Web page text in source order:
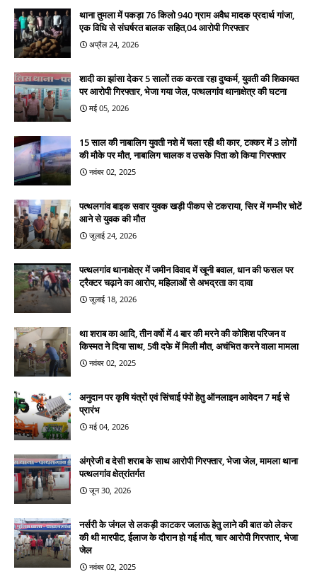
थाना तुमला में पकड़ा 76 किलो 940 ग्राम अवैध मादक प्रदार्थ गांजा,
एक विधि से संघर्षरत बालक सहित,04 आरोपी गिरफ्तार
अप्रैल 24, 2026
शादी का झांसा देकर 5 सालों तक करता रहा दुष्कर्म, युवती की शिकायत
पर आरोपी गिरफ्तार, भेजा गया जेल, पत्थलगांव थानाक्षेत्र की घटना
मई 05, 2026
15 साल की नाबालिग युवती नशे में चला रही थी कार, टक्कर में 3 लोगों
की मौके पर मौत, नाबालिग चालक व उसके पिता को किया गिरफ्तार
नवंबर 02, 2025
पत्थलगांव बाइक सवार युवक खड़ी पीकप से टकराया, सिर में गम्भीर चोटें
आने से युवक की मौत
जुलाई 24, 2026
पत्थलगांव थानाक्षेत्र में जमीन विवाद में खूनी बवाल, धान की फसल पर
ट्रैक्टर चढ़ाने का आरोप, महिलाओं से अभद्रता का दावा
जुलाई 18, 2026
था शराब का आदि, तीन वर्षो में 4 बार की मरने की कोशिश परिजन व
किस्मत ने दिया साथ, 5वी दफे में मिली मौत, अचंभित करने वाला मामला
नवंबर 02, 2025
अनुदान पर कृषि यंत्रों एवं सिंचाई पंपों हेतु ऑनलाइन आवेदन 7 मई से
प्रारंभ
मई 04, 2026
अंग्रेजी व देसी शराब के साथ आरोपी गिरफ्तार, भेजा जेल, मामला थाना
पत्थलगांव क्षेत्रांतर्गत
जून 30, 2026
नर्सरी के जंगल से लकड़ी काटकर जलाऊ हेतु लाने की बात को लेकर
की थी मारपीट, ईलाज के दौरान हो गई मौत, चार आरोपी गिरफ्तार, भेजा
जेल
नवंबर 02, 2025